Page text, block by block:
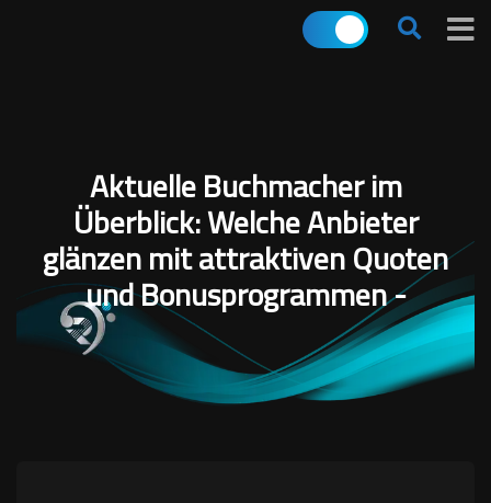
Aktuelle Buchmacher im
Überblick: Welche Anbieter
glänzen mit attraktiven Quoten
und Bonusprogrammen -